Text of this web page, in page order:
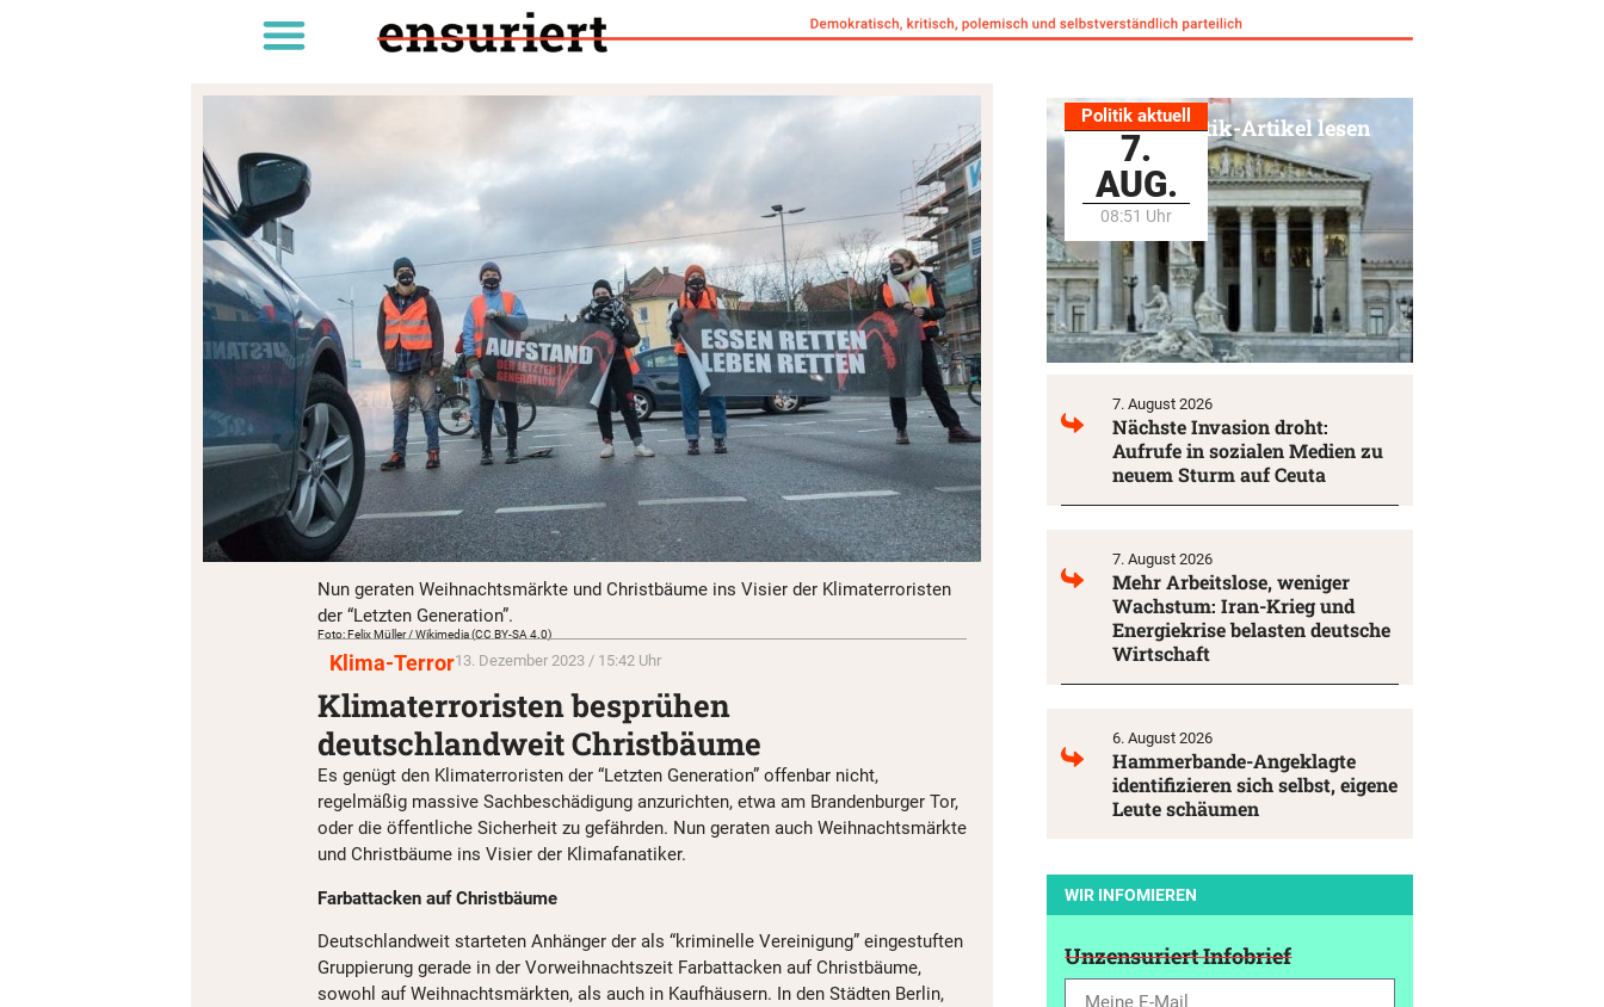
Nun geraten Weihnachtsmärkte und Christbäume ins Visier der Klimaterroristen
der “Letzten Generation”.
Foto: Felix Müller / Wikimedia (CC BY-SA 4.0)
Klima-Terror13. Dezember 2023 / 15:42 Uhr
Klimaterroristen besprühen
deutschlandweit Christbäume
Es genügt den Klimaterroristen der “Letzten Generation” offenbar nicht,
regelmäßig massive Sachbeschädigung anzurichten, etwa am Brandenburger Tor,
oder die öffentliche Sicherheit zu gefährden. Nun geraten auch Weihnachtsmärkte
und Christbäume ins Visier der Klimafanatiker.
Farbattacken auf Christbäume
Deutschlandweit starteten Anhänger der als “kriminelle Vereinigung” eingestuften
Gruppierung gerade in der Vorweihnachtszeit Farbattacken auf Christbäume,
sowohl auf Weihnachtsmärkten, als auch in Kaufhäusern. In den Städten Berlin,
Politik aktuell
7.
AUG.
08:51 Uhr
Alle Politik-Artikel lesen
7. August 2026
Nächste Invasion droht:
Aufrufe in sozialen Medien zu
neuem Sturm auf Ceuta
7. August 2026
Mehr Arbeitslose, weniger
Wachstum: Iran-Krieg und
Energiekrise belasten deutsche
Wirtschaft
6. August 2026
Hammerbande-Angeklagte
identifizieren sich selbst, eigene
Leute schäumen
WIR INFOMIEREN
Unzensuriert Infobrief